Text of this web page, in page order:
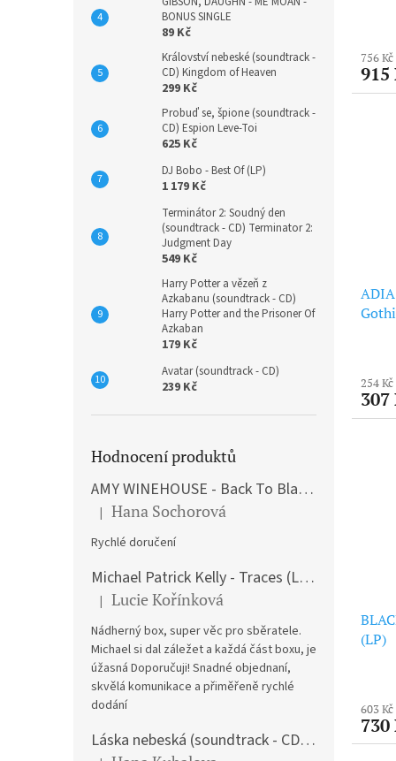
BONUS SINGLE
89 Kč
Království nebeské (soundtrack -
CD) Kingdom of Heaven
299 Kč
Probuď se, špione (soundtrack -
CD) Espion Leve-Toi
625 Kč
DJ Bobo - Best Of (LP)
1 179 Kč
Terminátor 2: Soudný den
(soundtrack - CD) Terminator 2:
Judgment Day
549 Kč
Harry Potter a vězeň z
Azkabanu (soundtrack - CD)
Harry Potter and the Prisoner Of
Azkaban
179 Kč
Avatar (soundtrack - CD)
239 Kč
Hodnocení produktů
AMY WINEHOUSE - Back To Black (LP)
Hodnocení produktu je 5 z 5 hvězdiček.
| Hana Sochorová
Rychlé doručení
Michael Patrick Kelly - Traces (Limited Edition) (Premium Box-Set) (LP)
Hodnocení produktu je 5 z 5 hvězdiček.
| Lucie Kořínková
Nádherný box, super věc pro sběratele.
Michael si dal záležet a každá část boxu, je
úžasná Doporučuji! Snadné objednaní,
skvělá komunikace a přiměřeně rychlé
dodání
Láska nebeská (soundtrack - CD) Love Actually
756
915
254
307
(LP)
603
730